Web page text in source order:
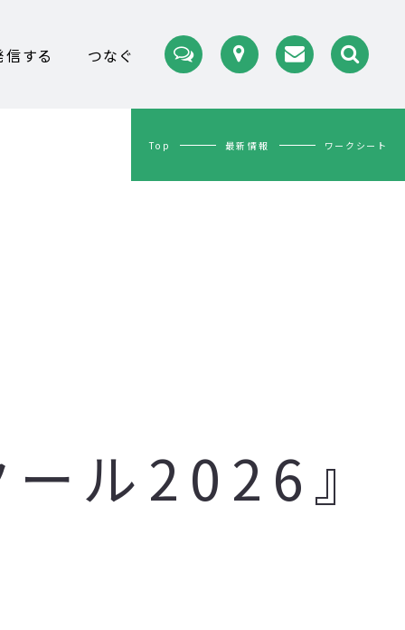
信する つなぐ
Top 最新情報 ワークシート
ール2026』